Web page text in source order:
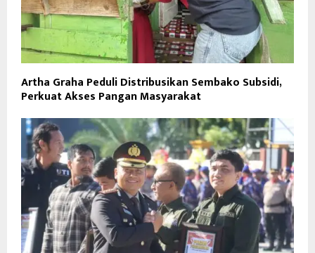
Artha Graha Peduli Distribusikan Sembako Subsidi,
Perkuat Akses Pangan Masyarakat